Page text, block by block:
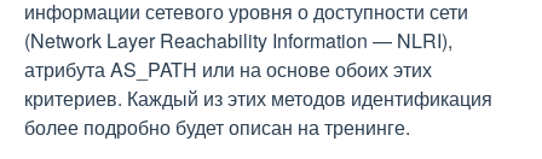
информации сетевого уровня о доступности сети
(Network Layer Reachability Information — NLRI),
атрибута AS_PATH или на основе обоих этих
критериев. Каждый из этих методов идентификация
более подробно будет описан на тренинге.